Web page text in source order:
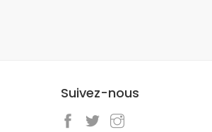
Suivez-nous